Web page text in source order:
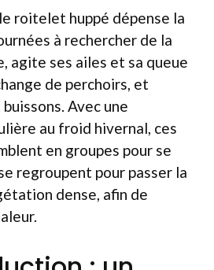
roitelet huppé dépense la
à rechercher de la
agite ses ailes et sa queue
de perchoirs, et
Avec une
au froid hivernal, ces
en groupes pour se
regroupent pour passer la
dense, afin de